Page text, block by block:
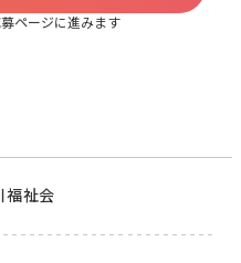
ページに進みます
福祉会